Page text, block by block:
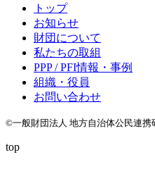
トップ
お知らせ
財団について
私たちの取組
PPP / PFI情報・事例
組織・役員
お問い合わせ
©一般財団法人 地方自治体公民連携
top